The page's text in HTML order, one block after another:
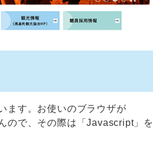
ます。お使いのブラウザが
ので、その際は「Javascript」を